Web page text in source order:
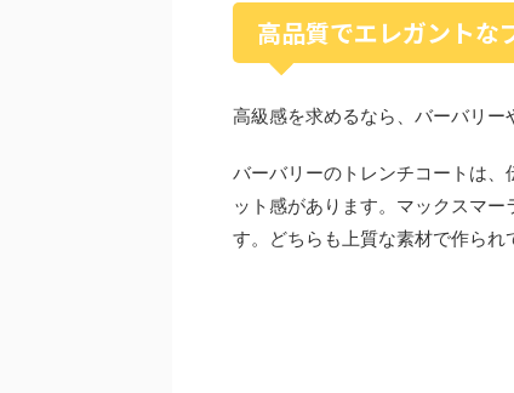
高品質でエレガントな
高級感を求めるなら、バーバリー
バーバリーのトレンチコートは
ット感があります。マックスマ
す。どちらも上質な素材で作られ